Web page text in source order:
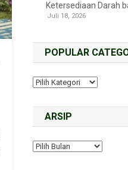
Ketersediaan Darah
Juli 18, 2026
POPULAR
ARSIP